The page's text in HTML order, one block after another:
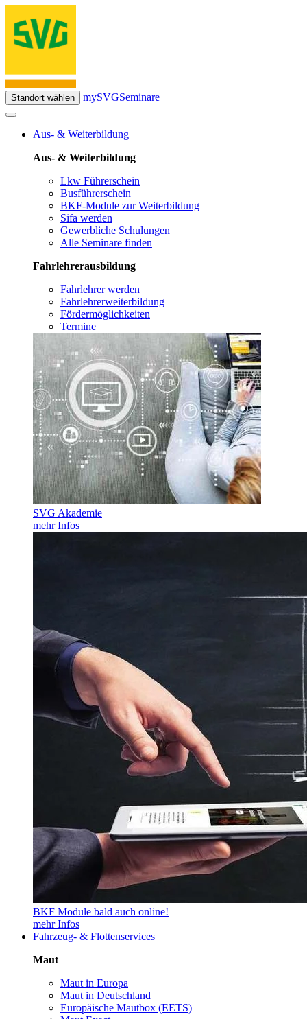
Standort wählen mySVGSeminare
Aus- & Weiterbildung
Aus- & Weiterbildung
Lkw Führerschein
Busführerschein
BKF-Module zur Weiterbildung
Sifa werden
Gewerbliche Schulungen
Alle Seminare finden
Fahrlehrerausbildung
Fahrlehrer werden
Fahrlehrerweiterbildung
Fördermöglichkeiten
Termine
SVG Akademie
mehr Infos
BKF Module bald auch online!
mehr Infos
Fahrzeug- & Flottenservices
Maut
Maut in Europa
Maut in Deutschland
Europäische Mautbox (EETS)